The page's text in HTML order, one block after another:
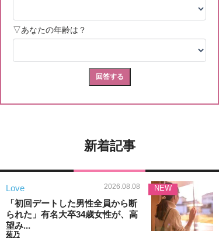
新着記事
Love 2026.08.08
「初回デートした男性全員から断
られた」有名大卒34歳女性が、高
望み...
菊乃
NEW